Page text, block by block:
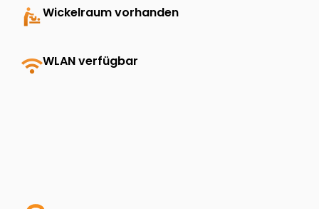
baby_changing_stationWickelraum vorhanden
wifiWLAN verfügbar